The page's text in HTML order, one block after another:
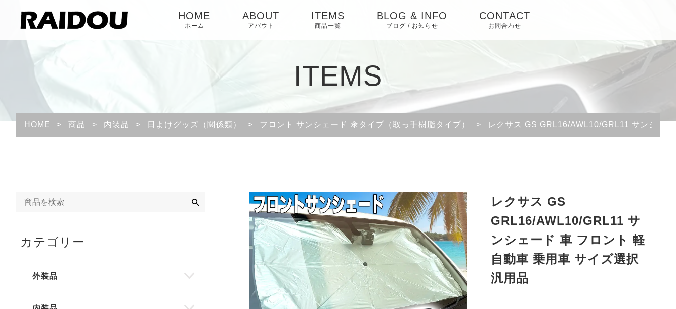
HOME
ホーム
ABOUT
アバウト
ITEMS
商品一覧
BLOG & INFO
ブログ / お知らせ
ピックアップ
CONTACT
お問合わせ
ITEMS
HOME > 商品 > 内装品 > 日よけグッズ（関係類） > フロント サンシェード 傘タイプ（取っ手樹脂タイプ） > レクサス GS GRL16/AWL10/GRL11 サンシェ
レクサス GS
GRL16/AWL10/GRL11 サ
ンシェード 車 フロント 軽
自動車 乗用車 サイズ選択
汎用品
カテゴリー
外装品